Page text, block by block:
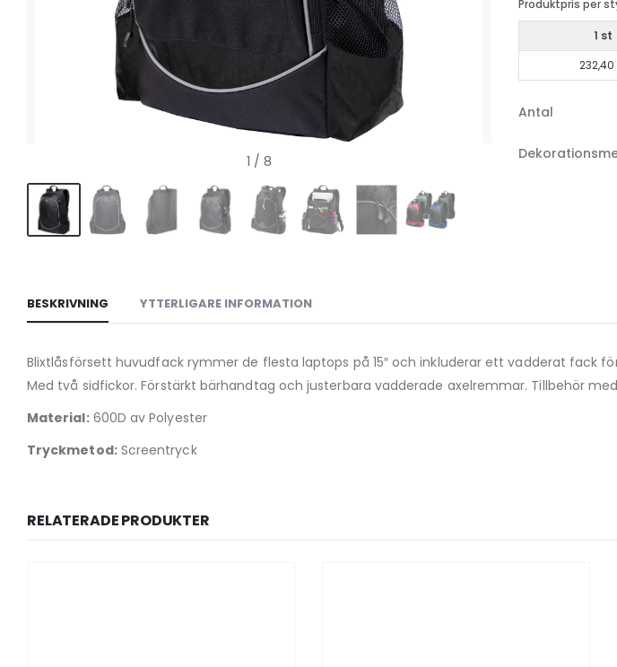
1 / 8
Produktpris per
1 st
232,40
Antal
BESKRIVNING YTTERLIGARE INFORMATION
Blixtlåsförsett huvudfack rymmer de flesta laptops på 15″ och inkluderar ett vadderat fack
Med två sidfickor. Förstärkt bärhandtag och justerbara vadderade axelremmar. Tillbehör
Material:600D av Polyester
Tryckmetod:Screentryck
RELATERADE PRODUKTER